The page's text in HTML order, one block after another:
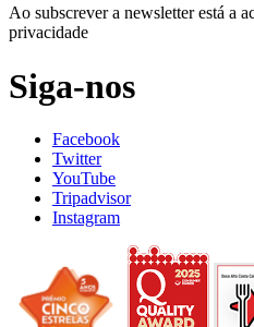
Ao subscrever a newsletter está a
privacidade
Siga-nos
Facebook
Twitter
YouTube
Tripadvisor
Instagram